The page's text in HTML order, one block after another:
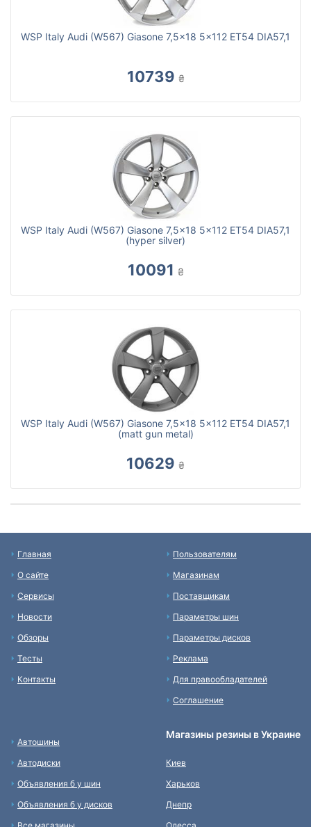
WSP Italy Audi (W567) Giasone 7,5x18 5x112 ET54 DIA57,1
10739 ₴
WSP Italy Audi (W567) Giasone 7,5x18 5x112 ET54 DIA57,1
(hyper silver)
10091 ₴
WSP Italy Audi (W567) Giasone 7,5x18 5x112 ET54 DIA57,1
(matt gun metal)
10629 ₴
Главная
О сайте
Сервисы
Новости
Обзоры
Тесты
Контакты
Пользователям
Магазинам
Поставщикам
Параметры шин
Параметры дисков
Реклама
Для правообладателей
Соглашение
Автошины
Автодиски
Объявления б у шин
Объявления б у дисков
Магазины резины в Украине
Киев
Харьков
Днепр